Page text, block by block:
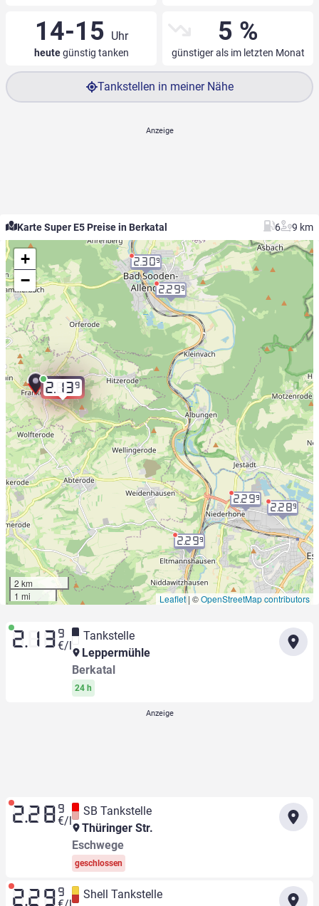
14-15 Uhr
heutegünstig tanken
5 %
günstiger als im letzten Monat
Tankstellen in meiner Nähe
Karte Super E5 Preise in Berkatal 6 9 km
2.139
2.309
2.299
2.299
2.299
2.289
+
−
2 km
1 mi
Leaflet | ©OpenStreetMap contributors
2.13 9
€/l
Tankstelle
Leppermühle
Berkatal
24 h
2.28 9
€/l
SB Tankstelle
Thüringer Str.
Eschwege
geschlossen
2.29 9
Shell Tankstelle